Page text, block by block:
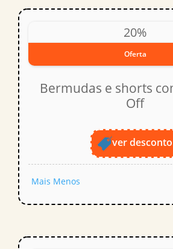
20%
Oferta
Bermudas e shorts
Off
ver desconto
Mais Menos